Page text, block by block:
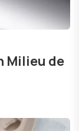
Milieu de